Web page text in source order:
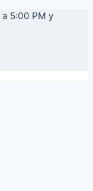
5:00 PM y